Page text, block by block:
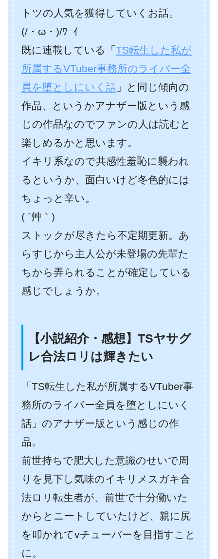
トツの人気を獲得していくお話。
(/・ω・)/ﾜｰｲ
既に連載している「 TS転生した私が
所属するVTuber事務所のライバー全
員を堕としにいく話 」と同じ傾向の
作品、というかアナザー版という感
じの作品なのでファンの人は読むと
楽しめるかと思います。
イキリ系なので共感性羞恥に襲われ
るというか、面白いけど冬色的には
ちょっと辛い。
( ´艸｀)
ストックが尽きたら不定期更新。あ
らすじから主人公が未登場の先輩た
ちから弄られることが確定している
感じでしょうか。
【小説紹介・感想】TSヤサグ
レ合法ロリは輝きたい
「TS転生した私が所属するVTuber事
務所のライバー全員を堕としにいく
話」のアナザー版という感じの作
品。
前世持ちで肥大した意識のせいで周
りを見下し気味のイキリメスガキ合
法ロリ転生者が、前世で十分働いた
からとニートしていたけど、親に尻
を叩かれてvチューバーを目指すこと
に。